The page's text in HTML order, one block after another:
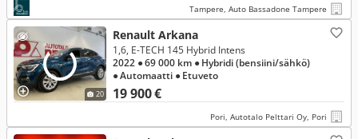
Tampere, Auto Bassadone Tampere
20
Renault Arkana
19 900 €
1,6, E-TECH 145 Hybrid Intens
2022 ● 69 000 km ● Hybridi (bensiini/sähkö)
● Automaatti ● Etuveto
Pori, Autotalo Pelttari Oy, Pori